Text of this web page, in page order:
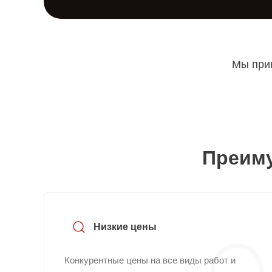
Мы
Низкие цены
Конкурентные цены на все виды работ и